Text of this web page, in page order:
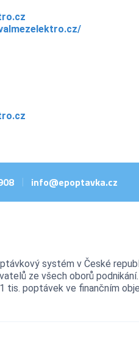
| info@epoptavka.cz
systém v České
ze všech oborů podnikání.
tis. poptávek ve finančním